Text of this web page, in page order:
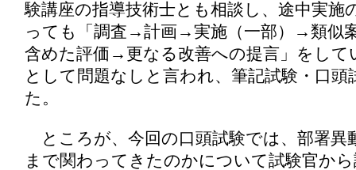
験講座の指導技術士とも相談し、途中実施
っても「調査→計画→実施（一部）→類似
含めた評価→更なる改善への提言」をして
として問題なしと言われ、筆記試験・口
た。
ところが、今回の口頭試験では、部署異
まで関わってきたのかについて試験官か